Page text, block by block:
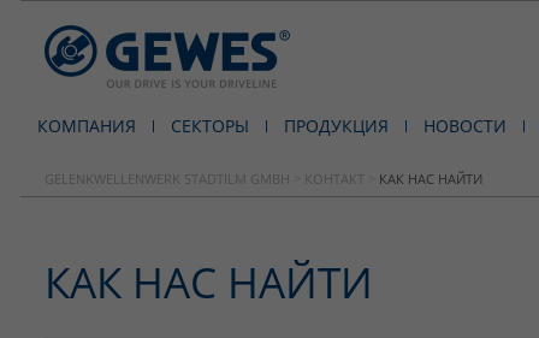
КОМПАНИЯ СЕКТОРЫ ПРОДУКЦИЯ НОВОСТИ
GELENKWELLENWERK STADTILM GMBH КОНТАКТ КАК НАС НАЙТИ
КАК НАС НАЙТИ